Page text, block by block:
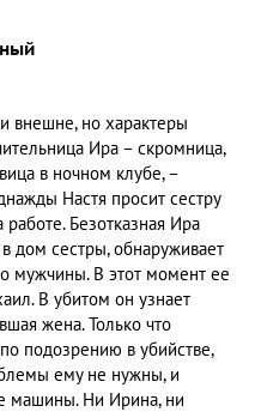
внешне, но характеры
Ира – скромница,
в ночном клубе, –
Настя просит сестру
Безотказная Ира
дом сестры, обнаруживает
мужчины. В этот момент ее
В убитом он узнает
жена. Только что
подозрению в убийстве,
ему не нужны, и
машины. Ни Ирина, ни